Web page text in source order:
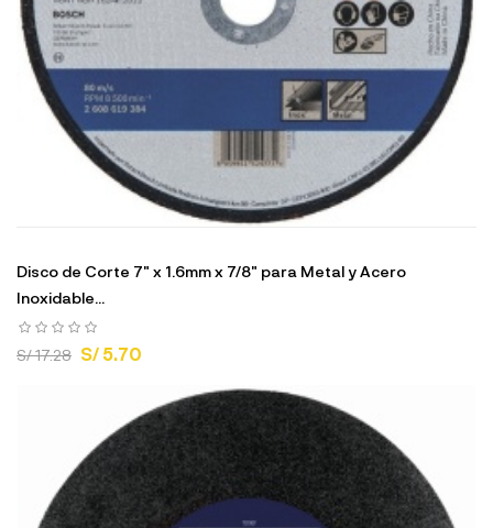
Disco de Corte 7" x 1.6mm x 7/8" para Metal y Acero
Inoxidable...
S/ 17.28 S/ 5.70